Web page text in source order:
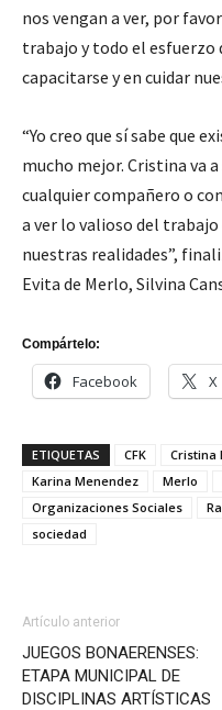
nos vengan a ver, por
trabajo y todo el esfuerzo
capacitarse y en cuidar
“Yo creo que sí sabe que
mucho mejor. Cristina va
cualquier compañero o
a ver lo valioso del
nuestras realidades”,
Evita de Merlo, Silvina
Compártelo:
Facebook X
ETIQUETAS CFK Cristina
Karina Menendez
Merlo
Organizaciones Sociales
sociedad
Artículo anterior
JUEGOS BONAERENSES:
ETAPA MUNICIPAL DE
DISCIPLINAS ARTÍSTICAS